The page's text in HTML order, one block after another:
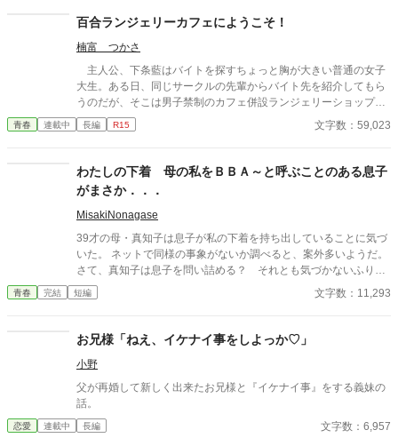
百合ランジェリーカフェにようこそ！
楠富 つかさ
主人公、下条藍はバイトを探すちょっと胸が大きい普通の女子
大生。ある日、同じサークルの先輩からバイト先を紹介してもら
うのだが、そこは男子禁制のカフェ併設ランジェリーショップ
で！？ ちょっとハレンチなお仕事カフェライフ、始まりま
す！！ ※この物語はフィクションであり実在の人物・団体・法律
成できないのでビキニで代用しています。
青春 連載中 長編 R15 文字数：59,023
わたしの下着 母の私をＢＢＡ～と呼ぶことのある息子
がまさか．．．
MisakiNonagase
39才の母・真知子は息子が私の下着を持ち出していることに気づ
いた。 ネットで同様の事象がないか調べると、案外多いようだ。
さて、真知子は息子を問い詰める？ それとも気づかないふりを
青春 完結 短編 文字数：11,293
お兄様「ねえ、イケナイ事をしよっか♡」
小野
父が再婚して新しく出来たお兄様と『イケナイ事』をする義妹の
話。
恋愛 連載中 長編 文字数：6,957